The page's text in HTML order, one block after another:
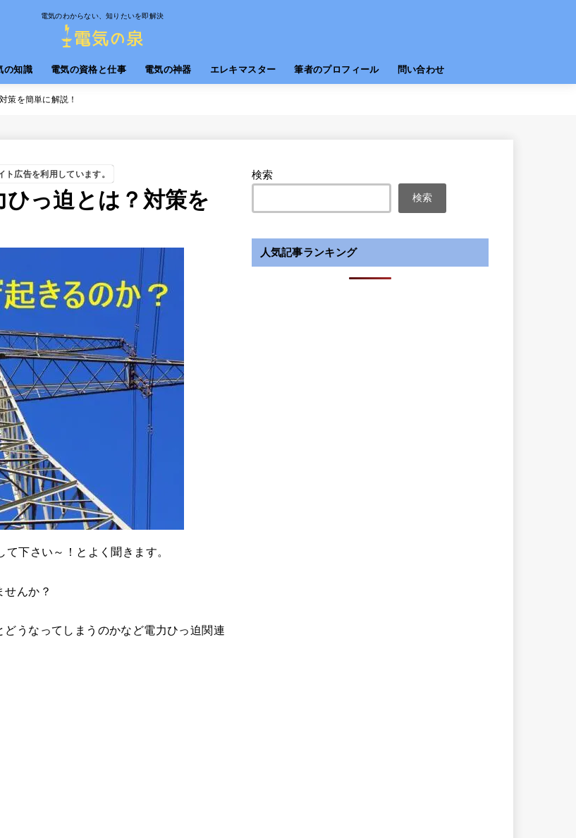
電気のわからない、知りたいを即解決
の知識 電気の資格と仕事 電気の神器 エレキマスター 筆者のプロフィール 問い合わせ
策を簡単に解説！
広告を利用しています。
ひっ迫とは？対策を
下さい～！とよく聞きます。
んか？
うなってしまうのかなど電力ひっ迫関連
検索
検索
人気記事ランキング